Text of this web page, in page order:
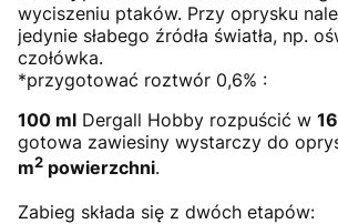
wyciszeniu ptaków. Przy oprysku
jedynie słabego źródła światła, np.
czołówka.
*przygotować roztwór 0,6% :
100 ml Dergall Hobby rozpuścić w
gotowa zawiesiny wystarczy do
m2 powierzchni.
Zabieg składa się z dwóch etapów: